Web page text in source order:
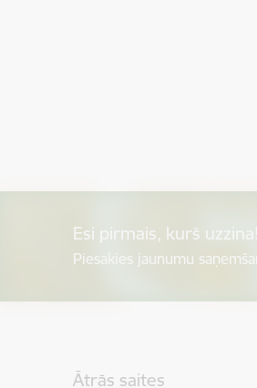
Esi pirmais, kurš uzzina!
Piesakies jaunumu
Ātrās saites